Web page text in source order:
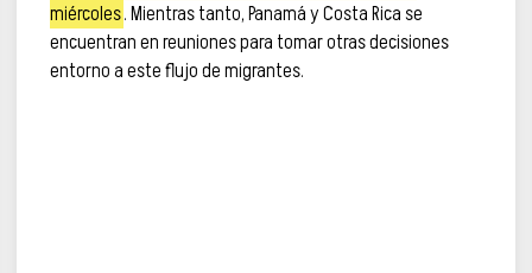
miércoles. Mientras tanto, Panamá y Costa Rica se
encuentran en reuniones para tomar otras decisiones
entorno a este flujo de migrantes.